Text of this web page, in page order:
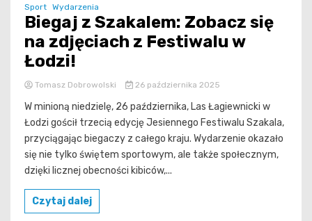
Sport Wydarzenia
Biegaj z Szakalem: Zobacz się
na zdjęciach z Festiwalu w
Łodzi!
Tomasz Dobrowolski 26 października 2025
W minioną niedzielę, 26 października, Las Łagiewnicki w
Łodzi gościł trzecią edycję Jesiennego Festiwalu Szakala,
przyciągając biegaczy z całego kraju. Wydarzenie okazało
się nie tylko świętem sportowym, ale także społecznym,
dzięki licznej obecności kibiców,...
Czytaj dalej